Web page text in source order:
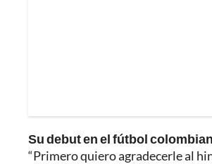
Su debut en el fútbol
“Primero quiero agradecerle al